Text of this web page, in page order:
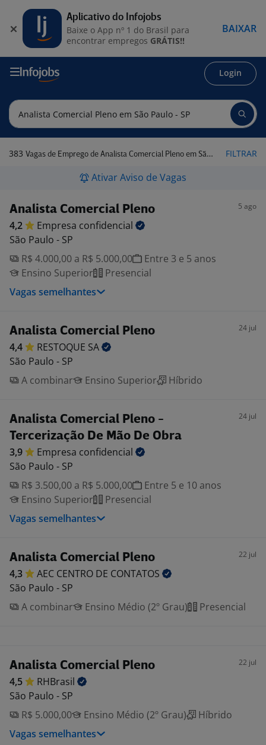
Login
383 Vagas de Emprego de Analista Comercial Pleno em São Paulo - SP FILTRAR
Ativar Aviso de Vagas
Analista Comercial Pleno 5 ago
4,2 Empresa confidencial
São Paulo - SP
R$ 4.000,00 a R$ 5.000,00
Entre 3 e 5 anos
Ensino Superior
Presencial
Vagas semelhantes
Analista Comercial Pleno 24 jul
4,4 RESTOQUE SA
São Paulo - SP
A combinar
Ensino Superior Híbrido
Analista Comercial Pleno -
Tercerização De Mão De Obra
24 jul
3,9 Empresa confidencial
São Paulo - SP
R$ 3.500,00 a R$ 5.000,00
Entre 5 e 10 anos
Ensino Superior
Presencial
Vagas semelhantes
Analista Comercial Pleno 22 jul
4,3 AEC CENTRO DE CONTATOS
São Paulo - SP
A combinar
Ensino Médio (2º Grau) Presencial
Analista Comercial Pleno 22 jul
4,5
RHBrasil
São Paulo - SP
R$ 5.000,00
Ensino Médio (2º Grau)
Híbrido
Vagas semelhantes
Aplicativo do Infojobs
Baixe o App nº 1 do Brasil para
encontrar empregos GRÁTIS!!
BAIXAR